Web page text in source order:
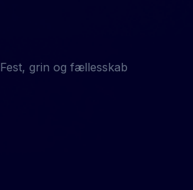
Fest, grin og fællesskab